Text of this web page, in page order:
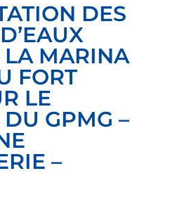
DES
LA MARINA
FORT
LE
GPMG –
–